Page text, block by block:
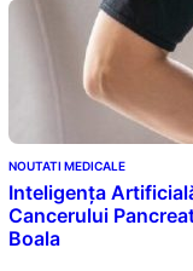
NOUTATI MEDICALE
Inteligența
Cancerului
Boala